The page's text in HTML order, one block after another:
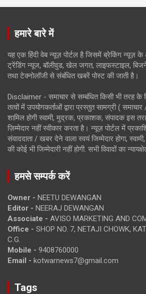
हमारे बारे में
यह एक हिंदी वेब न्यूज़ पोर्टल है जिसमें ब्रेकिंग न्यूज़ के
ट्रेंडिंग न्यूज, बॉलीवुड, खेल जगत, लाइफस्टाइल,
तथा टेक्नोलॉजी से संबंधित खबरें पोस्ट की जाती है।
Disclaimer - समाचार से सम्बंधित किसी भी तरह के
तत्वों में उपयोगकर्ताओं द्वारा प्रस्तुत सामग्री (
शामिल होगी स्वामी, मुद्रक, प्रकाशक, संपादक इस
ज़िम्मेदार नहीं स्वीकार करता है। न्यूज़ पोर्टल में
संवाददाता / खबर देने वाला स्वयं जिम्मेदार होगा,
की कोई भी जिम्मेदारी नहीं होगी. सभी विवादों का
हमसे सम्पर्क करें
Owner - NEETU DEWANGAN
Editor - NEERAJ DEWANGAN
Associate - AVISO MARKETING AND
Office - SHOP NO. 7, NETAJI CHOWK,
C.G.
Mobile - 9408760000
Email - kotwarnews7@gmail.com
Tags